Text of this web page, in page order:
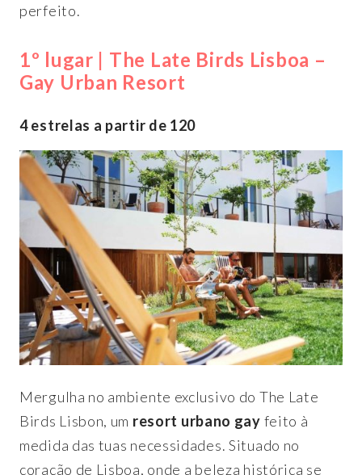
perfeito.
1º lugar | The Late Birds Lisboa –
Gay Urban Resort
4 estrelas a partir de 120
Mergulha no ambiente exclusivo do The Late
Birds Lisbon, um resort urbano gay feito à
medida das tuas necessidades. Situado no
coração de Lisboa, onde a beleza histórica se